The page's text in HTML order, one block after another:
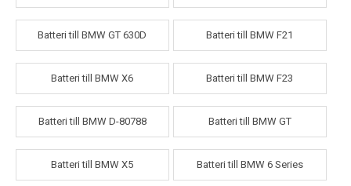
Batteri till BMW GT 630D Batteri till BMW F21
Batteri till BMW X6 Batteri till BMW F23
Batteri till BMW D-80788 Batteri till BMW GT
Batteri till BMW X5 Batteri till BMW 6 Series